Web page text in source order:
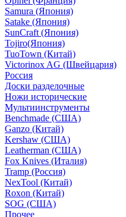
Samura (Япония)
Satake (Япония)
SunCraft (Япония)
Tojiro(Япония)
TuoTown (Китай)
Victorinox AG (Швейцария)
Россия
Доски разделочные
Ножи исторические
Мультиинструменты
Benchmade (США)
Ganzo (Китай)
Kershaw (США)
Leatherman (США)
Fox Knives (Италия)
Tramp (Россия)
NexTool (Китай)
Roxon (Китай)
SOG (США)
Прочее